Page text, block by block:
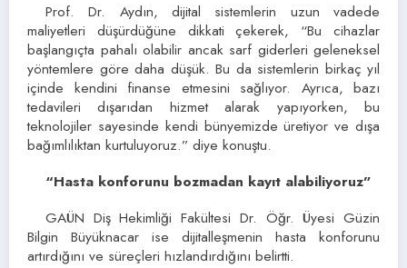
Prof. Dr. Aydın, dijital sistemlerin uzun vadede
maliyetleri düşürdüğüne dikkati çekerek, “Bu cihazlar
başlangıçta pahalı olabilir ancak sarf giderleri geleneksel
yöntemlere göre daha düşük. Bu da sistemlerin birkaç yıl
içinde kendini finanse etmesini sağlıyor. Ayrıca, bazı
tedavileri dışarıdan hizmet alarak yapıyorken, bu
teknolojiler sayesinde kendi bünyemizde üretiyor ve dışa
bağımlılıktan kurtuluyoruz.” diye konuştu.
“Hasta konforunu bozmadan kayıt alabiliyoruz”
GAÜN Diş Hekimliği Fakültesi Dr. Öğr. Üyesi Güzin
Bilgin Büyüknacar ise dijitalleşmenin hasta konforunu
artırdığını ve süreçleri hızlandırdığını belirtti.